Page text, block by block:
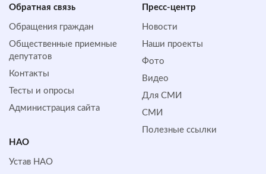
Обратная cвязь
Обращения граждан
Общественные приемные
депутатов
Контакты
Тесты и опросы
Администрация сайта
Пресс-центр
Новости
Наши проекты
Фото
Видео
Для СМИ
СМИ
Полезные ссылки
НАО
Устав НАО